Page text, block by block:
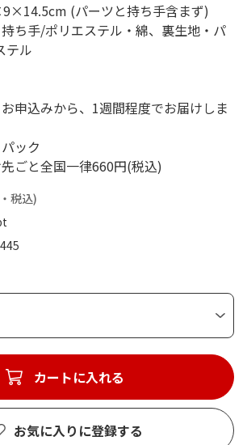
(パーツと持ち手含まず)
ち手/ポリエステル・綿、裏生地・パ
テル
申込みから、1週間程度でお届けしま
ック
ごと全国一律660円(税込)
税込)
カートに入れる
お気に入りに登録する